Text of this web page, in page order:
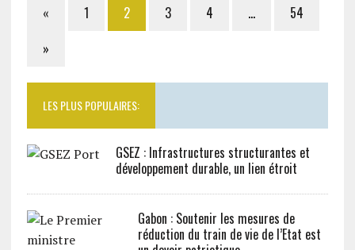
« 1 2 3 4 …
54
»
LES PLUS POPULAIRES:
GSEZ : Infrastructures structurantes et
développement durable, un lien étroit
Gabon : Soutenir les mesures de
réduction du train de vie de l’Etat est